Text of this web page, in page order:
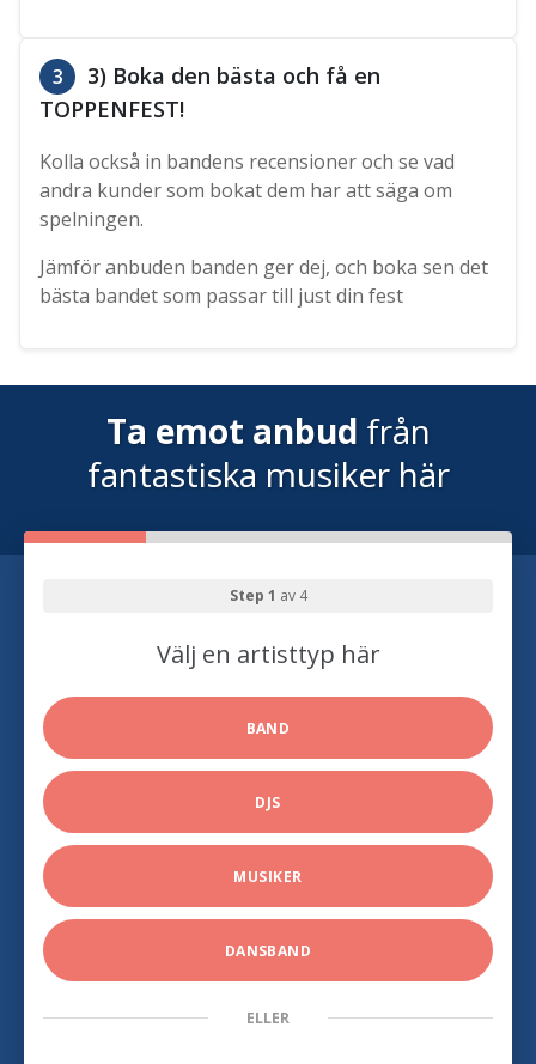
3
3) Boka den bästa och få en
TOPPENFEST!
Kolla också in bandens recensioner och se vad
andra kunder som bokat dem har att säga om
spelningen.
Jämför anbuden banden ger dej, och boka sen det
bästa bandet som passar till just din fest
Ta emot anbud från
fantastiska musiker här
Step 1 av 4
Välj en artisttyp här
BAND
DJS
MUSIKER
DANSBAND
ELLER